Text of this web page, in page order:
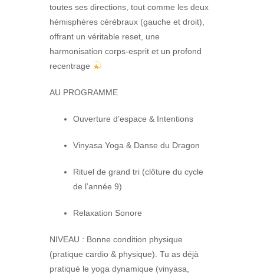
toutes ses directions, tout comme les deux
hémisphères cérébraux (gauche et droit),
offrant un véritable reset, une
harmonisation corps-esprit et un profond
recentrage
AU PROGRAMME
Ouverture d’espace & Intentions
Vinyasa Yoga & Danse du Dragon
Rituel de grand tri (clôture du cycle
de l’année 9)
Relaxation Sonore
NIVEAU : Bonne condition physique
(pratique cardio & physique). Tu as déjà
pratiqué le yoga dynamique (vinyasa,